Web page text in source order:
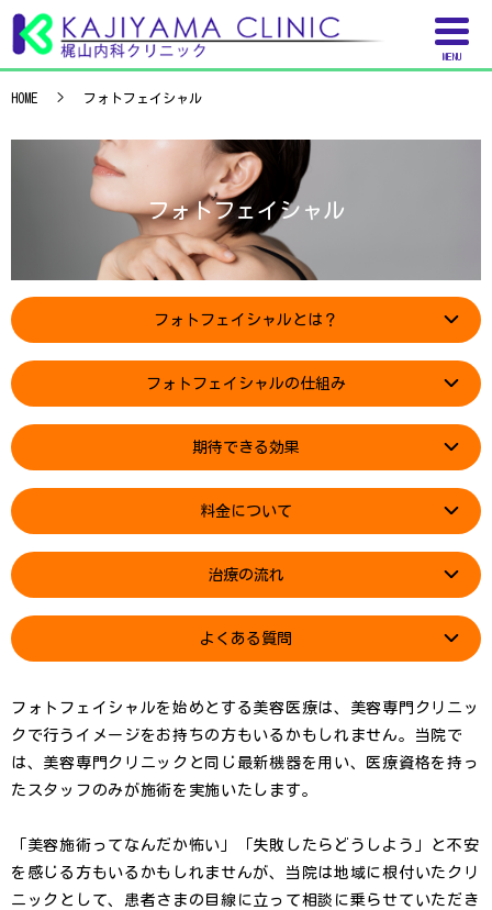
MENU
HOME フォトフェイシャル
フォトフェイシャル
フォトフェイシャルとは？
フォトフェイシャルの仕組み
期待できる効果
料金について
治療の流れ
よくある質問
フォトフェイシャルを始めとする美容医療は、美容専門クリニッ
クで行うイメージをお持ちの方もいるかもしれません。当院で
は、美容専門クリニックと同じ最新機器を用い、医療資格を持っ
たスタッフのみが施術を実施いたします。
「美容施術ってなんだか怖い」「失敗したらどうしよう」と不安
を感じる方もいるかもしれませんが、当院は地域に根付いたクリ
ニックとして、患者さまの目線に立って相談に乗らせていただき